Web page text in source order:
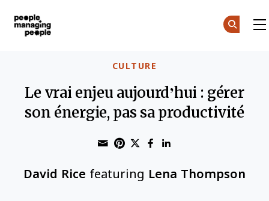
CULTURE
Le vrai enjeu aujourd’hui : gérer
son énergie, pas sa productivité
Share through Email
Print this page
Share on Pinterest
Share on Twitter
Share on
David Rice featuring Lena Thompson